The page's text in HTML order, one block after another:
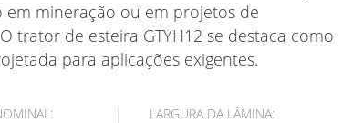
mineração ou em projetos de
trator de esteira GTYH12 se destaca como
para aplicações exigentes.
LARGURA DA LÂMINA: